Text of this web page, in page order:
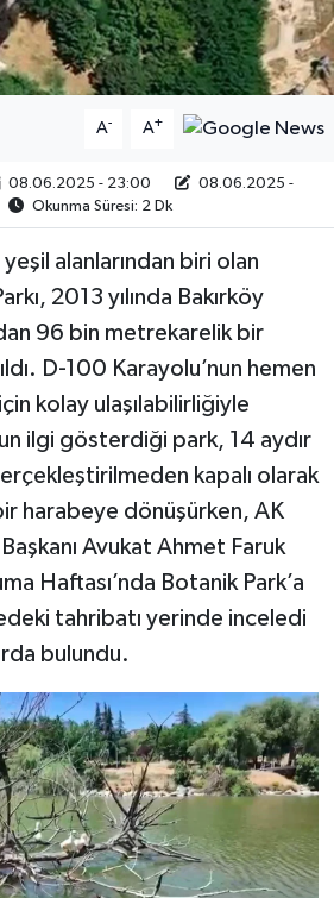
A- A+
08.06.2025 - 23:00
08.06.2025 -
Okunma Süresi: 2 Dk
alanlarından biri olan
2013 yılında Bakırköy
96 bin metrekarelik bir
D-100 Karayolu’nun hemen
kolay ulaşılabilirliğiyle
ilgi gösterdiği park, 14 aydır
kapalı olarak
harabeye dönüşürken, AK
Avukat Ahmet Faruk
Haftası’nda Botanik Park’a
tahribatı yerinde inceledi
bulundu.